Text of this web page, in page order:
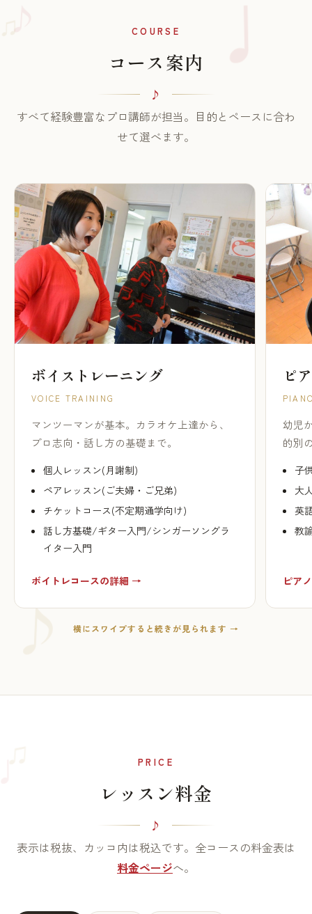
♪ COURSE
コース案内
すべて経験豊富なプロ講師が担当。目的とペースに合わ
せて選べます。
ボイストレーニング
VOICE TRAINING
マンツーマンが基本。カラオケ上達から、
プロ志向・話し方の基礎まで。
個人レッスン(月謝制)
ペアレッスン(ご夫婦・ご兄弟)
チケットコース(不定期通学向け)
話し方基礎/ギター入門/シンガーソングラ
イター入門
ボイトレコースの詳細 →
ピ
幼児
的別
子
大
英
教
ピア
横にスワイプすると続きが見られます →
PRICE
レッスン料金
表示は税抜、カッコ内は税込です。全コースの料金表は
料金ページへ。